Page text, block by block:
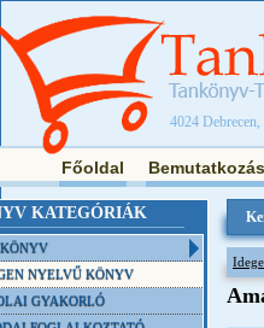
4024
Főoldal Bemutatkozás
KATEGÓRIÁK
NYELVŰ KÖNYV
GYAKORLÓ